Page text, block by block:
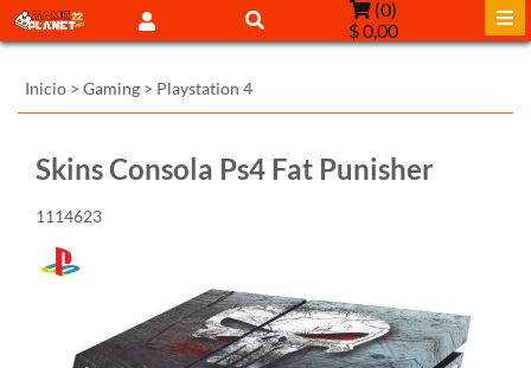
(0)
$ 0,00
Inicio > Gaming > Playstation 4
Skins Consola Ps4 Fat Punisher
1114623